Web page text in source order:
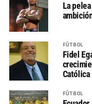
La
FÚTBOL
Fidel
Católica
FÚTBOL